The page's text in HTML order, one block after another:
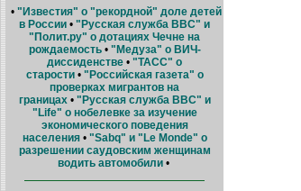
• "Известия" о "рекордной" доле детей
в России • "Русская служба BBC" и
"Полит.ру" о дотациях Чечне на
рождаемость•"Медуза" о ВИЧ-
диссиденстве • "ТАСС" о
старости•"Российская газета" о
проверках мигрантов на
границах• "Русская служба BBC" и
"Life" о нобелевке за изучение
экономического поведения
населения• "Sabq" и "Le Monde" о
разрешении саудовским женщинам
водить автомобили•